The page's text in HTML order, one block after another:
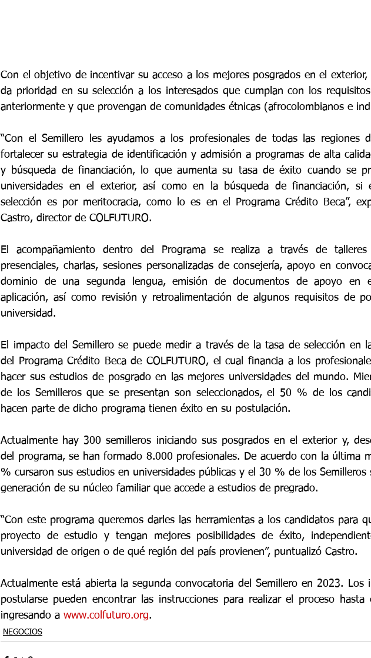
Con el objetivo de incentivar su acceso a los mejores posgrados en el exterior,
da prioridad en su selección a los interesados que cumplan con los
anteriormente y que provengan de comunidades étnicas (afrocolombianos e
“Con el Semillero les ayudamos a los profesionales de todas las regiones
fortalecer su estrategia de identificación y admisión a programas de alta
y búsqueda de financiación, lo que aumenta su tasa de éxito cuando se
universidades en el exterior, así como en la búsqueda de financiación, si
selección es por meritocracia, como lo es en el Programa Crédito Beca”,
Castro, director de COLFUTURO.
El acompañamiento dentro del Programa se realiza a través de
presenciales, charlas, sesiones personalizadas de consejería, apoyo en
dominio de una segunda lengua, emisión de documentos de apoyo en
aplicación, así como revisión y retroalimentación de algunos requisitos de
universidad.
El impacto del Semillero se puede medir a través de la tasa de selección en
del Programa Crédito Beca de COLFUTURO, el cual financia a los
hacer sus estudios de posgrado en las mejores universidades del mundo.
de los Semilleros que se presentan son seleccionados, el 50 % de los
hacen parte de dicho programa tienen éxito en su postulación.
Actualmente hay 300 semilleros iniciando sus posgrados en el exterior y,
del programa, se han formado 8.000 profesionales. De acuerdo con la última
% cursaron sus estudios en universidades públicas y el 30 % de los Semilleros
generación de su núcleo familiar que accede a estudios de pregrado.
“Con este programa queremos darles las herramientas a los candidatos para
proyecto de estudio y tengan mejores posibilidades de éxito,
universidad de origen o de qué región del país provienen”, puntualizó Castro.
Actualmente está abierta la segunda convocatoria del Semillero en 2023. Los
postularse pueden encontrar las instrucciones para realizar el proceso
ingresando a www.colfuturo.org.
NEGOCIOS